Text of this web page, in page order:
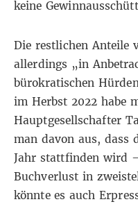
keine
Die restlichen Anteile
allerdings „in
bürokratischen
im Herbst 2022 habe
Hauptgesellschafter
man davon aus, dass
Jahr stattfinden wird
Buchverlust in
könnte es auch